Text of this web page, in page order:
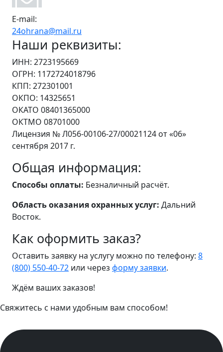
E-mail:
24ohrana@mail.ru
Наши реквизиты:
ИНН: 2723195669
ОГРН: 1172724018796
КПП: 272301001
ОКПО: 14325651
ОКАТО 08401365000
ОКТМО 08701000
Лицензия № Л056-00106-27/00021124 от «06»
сентября 2017 г.
Общая информация:
Способы оплаты: Безналичный расчёт.
Область оказания охранных услуг: Дальний
Восток.
Как оформить заказ?
Оставить заявку на услугу можно по телефону: 8
(800) 550-40-72 или через форму заявки.
Ждём ваших заказов!
Свяжитесь с нами удобным вам способом!